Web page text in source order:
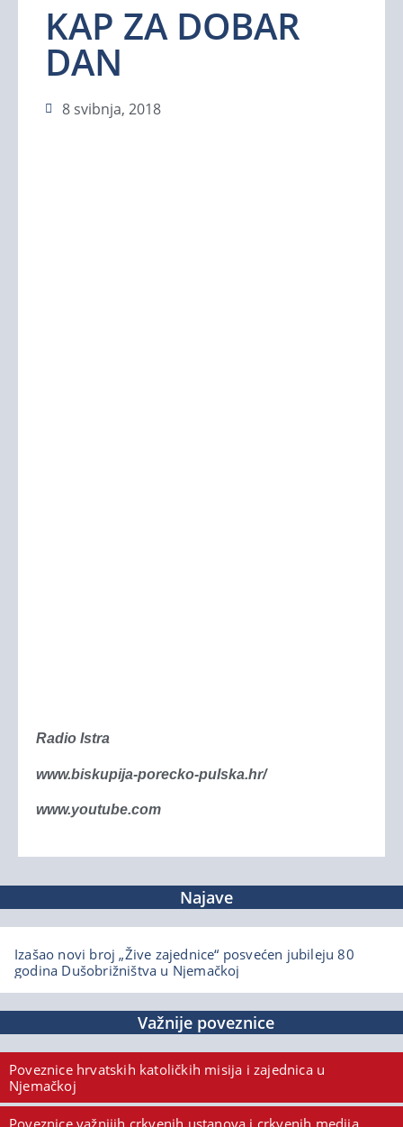
KAP ZA DOBAR
DAN
8 svibnja, 2018
Radio Istra
www.biskupija-porecko-pulska.hr/
www.youtube.com
Najave
Izašao novi broj „Žive zajednice“ posvećen jubileju 80
godina Dušobrižništva u Njemačkoj
Važnije poveznice
Poveznice hrvatskih katoličkih misija i zajednica u
Njemačkoj